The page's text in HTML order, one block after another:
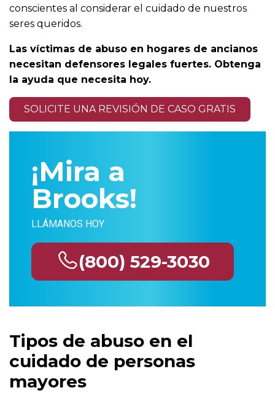
conscientes al considerar el cuidado de nuestros
seres queridos.
Las víctimas de abuso en hogares de ancianos
necesitan defensores legales fuertes. Obtenga
la ayuda que necesita hoy.
SOLICITE UNA REVISIÓN DE CASO GRATIS
¡Mira a
Brooks!
LLÁMANOS HOY
(800) 529-3030
Tipos de abuso en el
cuidado de personas
mayores